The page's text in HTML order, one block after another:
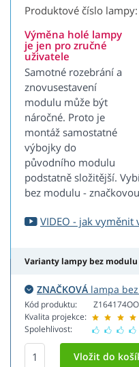
Produktové číslo lampy:
Výměna holé lampy
je jen pro zručné
uživatele
Samotné rozebrání a
znovusestavení
modulu může být
náročné. Proto je
montáž samostatné
výbojky do
původního modulu
podstatně složitější.
bez modulu -
VIDEO - jak
Varianty lampy bez modulu
ZNAČKOVÁ lampa
Kód produktu:
Kvalita projekce:
Spolehlivost: